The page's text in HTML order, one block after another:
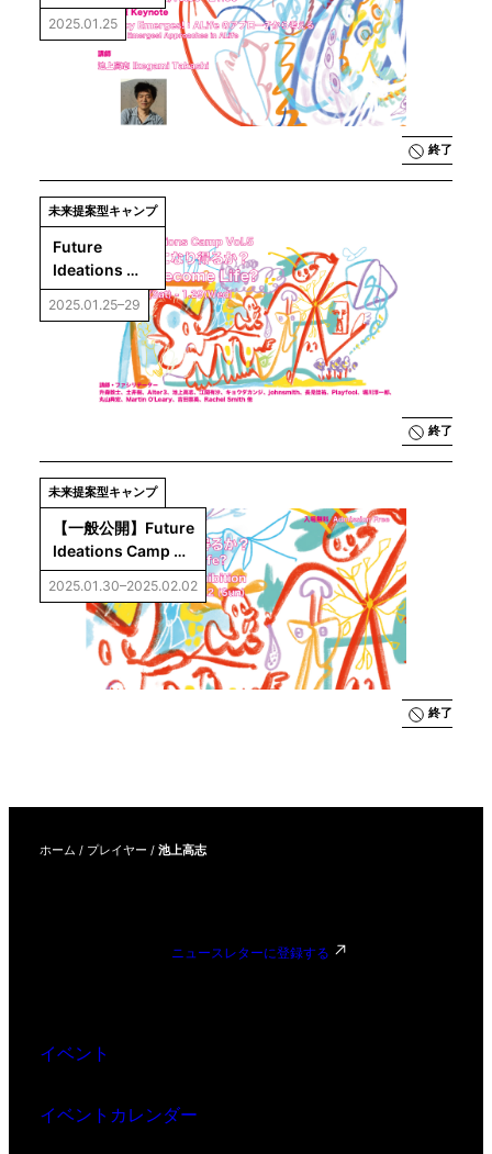
Ideations
Camp Vol.5
基調講演
「Agency
Emerges!：
ALifeのアプ
2025.01.25
終了
未来提案型キャンプ
Future
Ideations
Camp Vol.5：
AIは生命にな
り得るか？
2025.01.25–29
終了
未来提案型キャンプ
【一般公開】Future
Ideations Camp
Vol.5：AIは生命に
なり得るか？成果展
2025.01.30–2025.02.02
終了
ホーム / プレイヤー / 池上高志
ニュースレターに登録する
イベント
イベントカレンダー